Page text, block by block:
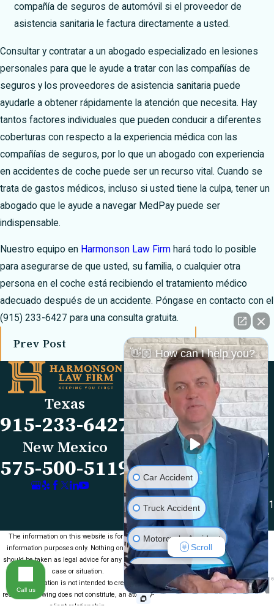
compañía de seguros de automóvil si el proveedor de
asistencia sanitaria le factura directamente a usted.
Consultar y contratar a un abogado especializado en lesiones
personales para que le ayude a tratar con las compañías de
seguros y los proveedores de asistencia sanitaria puede
ayudarle a obtener rápidamente la atención que necesita. Hay
tantos factores individuales que pueden conducir a diferentes
coberturas con respecto a la experiencia médica con las
compañías de seguros, por lo que un abogado con experiencia
en accidentes de coche puede ser un recurso vital. Cuando se
trata de gastos médicos, incluso si usted tiene la culpa, tener un
abogado que le ayude a navegar MedPay puede ser
indispensable.
Nuestro equipo en Harmonson Law Firm hará todo lo posible
para asegurarse de que usted, su familia, o cualquier otra
persona en el coche está recibiendo el tratamiento médico
adecuado después de un accidente. Póngase en contacto con el
(915) 233-6427 para una consulta gratuita.
Prev Post Next Post
Texas
915-233-6427
New Mexico
575-500-5119
Links
Our Firm
FAQs
Blog
Reviews
Videos
Contact Us
Locations
El Paso Office
501 E. Nevada Ave
El Paso, TX 79902
Map & Directions
Las Cruces Office
1990 E Lohman Ave
Las Cruces, NM 88001
Map & Directions
The information on this website is for general
information purposes only. Nothing on this site
should be taken as legal advice for any individual
case or situation.
This information is not intended to create, and
receipt or viewing does not constitute, an attorney-
client relationship.
👋🏼 How can I help you?
Car Accident
Truck Accident
Motorcycle Accident
Medical Malpractice
Slip & Fall
Scroll
Call us